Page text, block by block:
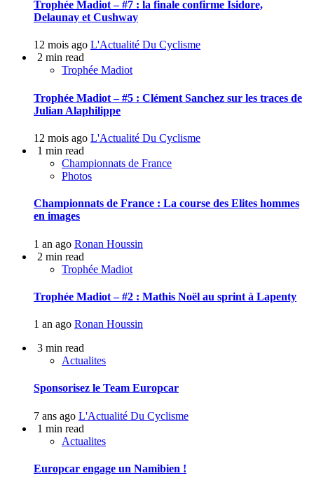
Trophée Madiot – #7 : la finale confirme Isidore,
Delaunay et Cushway
12 mois ago L'Actualité Du Cyclisme
2 min read
Trophée Madiot
Trophée Madiot – #5 : Clément Sanchez sur les traces de
Julian Alaphilippe
12 mois ago L'Actualité Du Cyclisme
1 min read
Championnats de France
Photos
Championnats de France : La course des Elites hommes
en images
1 an ago Ronan Houssin
2 min read
Trophée Madiot
Trophée Madiot – #2 : Mathis Noël au sprint à Lapenty
1 an ago Ronan Houssin
3 min read
Actualites
Sponsorisez le Team Europcar
7 ans ago L'Actualité Du Cyclisme
1 min read
Actualites
Europcar engage un Namibien !